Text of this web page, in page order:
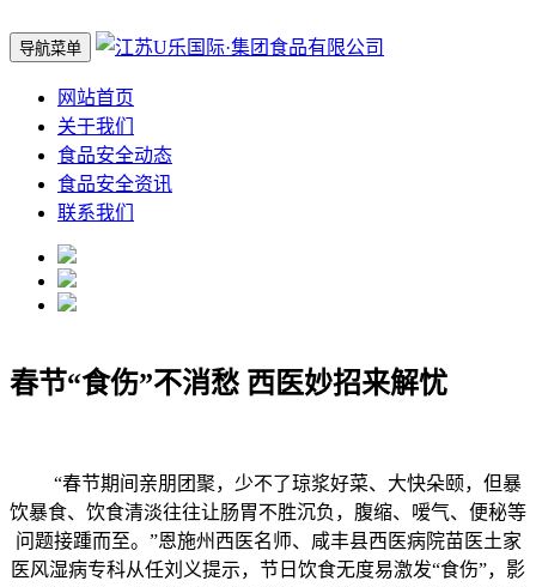
导航菜单
网站首页
关于我们
食品安全动态
食品安全资讯
联系我们
春节“食伤”不消愁 西医妙招来解忧
“春节期间亲朋团聚，少不了琼浆好菜、大快朵颐，但暴
饮暴食、饮食清淡往往让肠胃不胜沉负，腹缩、嗳气、便秘等
问题接踵而至。”恩施州西医名师、咸丰县西医病院苗医土家
医风湿病专科从任刘义提示，节日饮食无度易激发“食伤”，影